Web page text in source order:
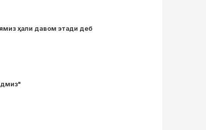
ҳали давом этади деб